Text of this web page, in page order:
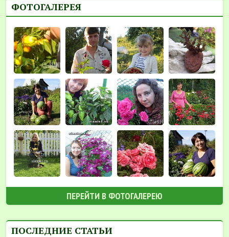
ФОТОГАЛЕРЕЯ
ПЕРЕЙТИ В ФОТОГАЛЕРЕЮ
ПОСЛЕДНИЕ СТАТЬИ